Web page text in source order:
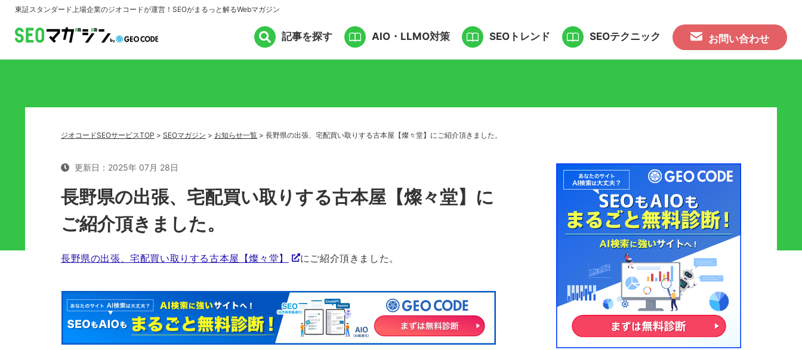
東証スタンダード上場企業のジオコードが運営！ SEOがまるっと解るWebマガジン
AIO・LLMO対策 SEOトレンド SEOテクニック お問い合わせ
記事を探す
ジオコードSEOサービスTOP > SEOマガジン > お知らせ一覧 > 長野県の出張、宅配買い取りする古本屋【燦々堂】にご紹介頂きました。
更新日：2025年 07月 28日
長野県の出張、宅配買い取りする古本屋【燦々堂】に
ご紹介頂きました。
長野県の出張、宅配買い取りする古本屋【燦々堂】 にご紹介頂きました。